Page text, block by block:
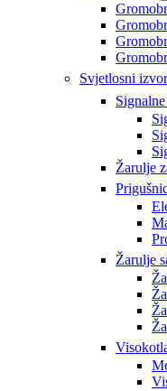
Svjetlosni
Žarulje
Žarulje